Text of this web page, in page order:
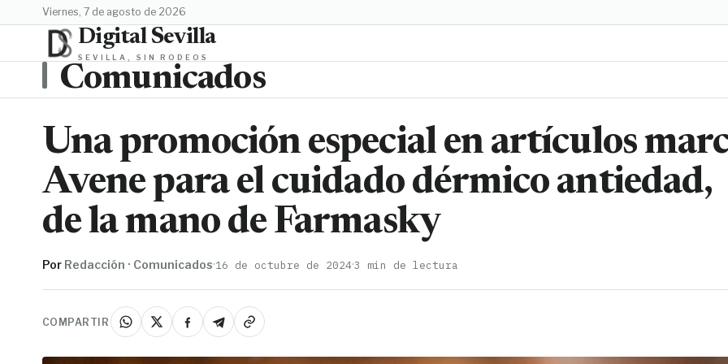
viernes, 7 de agosto de 2026
Digital Sevilla
SEVILLA, SIN RODEOS
Comunicados
Una promoción especial en artículos
Avene para el cuidado dérmico antiedad,
de la mano de Farmasky
Por Redacción · Comunicados·16 de octubre de 2024·3 min de lectura
COMPARTIR